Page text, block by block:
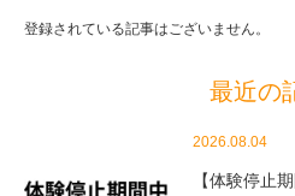
登録されている記事はございません。
最近の
2026.08.04
【体験停止